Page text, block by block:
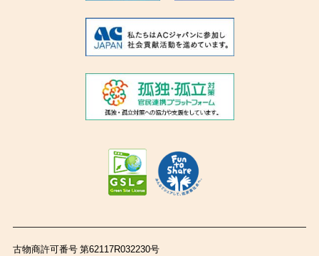
古物商許可番号 第62117R032230号